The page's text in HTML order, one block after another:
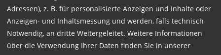
Copyright 2026
WACHSMANN Fahrschulgruppe
Adressen), z. B. für personalisierte Anzeigen und Inhalte oder
Anzeigen- und Inhaltsmessung und werden, falls technisch
Notwendig, an dritte Weitergeleitet. Weitere Informationen
über die Verwendung Ihrer Daten finden Sie in unserer